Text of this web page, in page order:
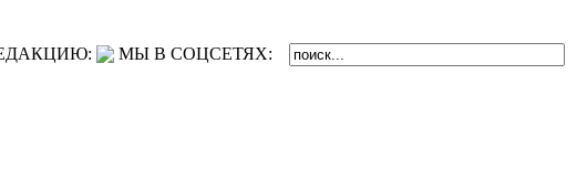
МЫ В СОЦСЕТЯХ: